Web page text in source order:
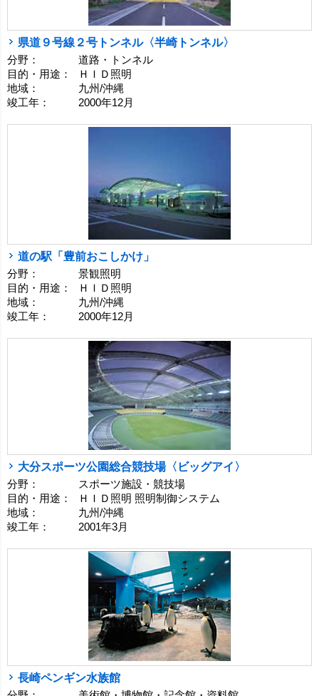
県道９号線２号トンネル〈半崎トンネル〉
分野：
道路・トンネル
目的・用途：
ＨＩＤ照明
地域：
九州/沖縄
竣工年：
2000年12月
道の駅「豊前おこしかけ」
分野：
景観照明
目的・用途：
ＨＩＤ照明
地域：
九州/沖縄
竣工年：
2000年12月
大分スポーツ公園総合競技場〈ビッグアイ〉
分野：
スポーツ施設・競技場
目的・用途：
ＨＩＤ照明 照明制御システム
地域：
九州/沖縄
竣工年：
2001年3月
長崎ペンギン水族館